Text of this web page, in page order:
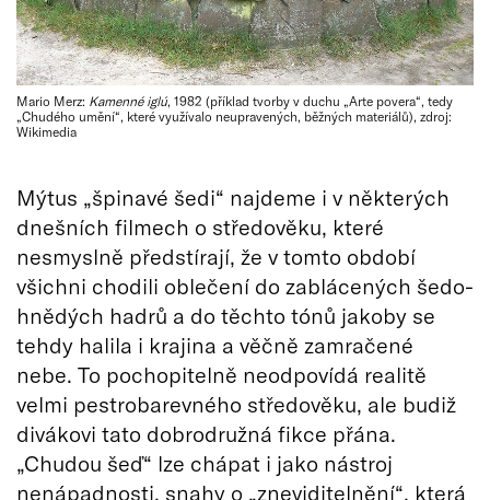
Mario Merz: Kamenné iglú, 1982 (příklad tvorby v duchu „Arte povera“, tedy
„Chudého umění“, které využívalo neupravených, běžných materiálů), zdroj:
Wikimedia
Mýtus „špinavé šedi“ najdeme i v některých
dnešních filmech o středověku, které
nesmyslně předstírají, že v tomto období
všichni chodili oblečení do zablácených šedo-
hnědých hadrů a do těchto tónů jakoby se
tehdy halila i krajina a věčně zamračené
nebe. To pochopitelně neodpovídá realitě
velmi pestrobarevného středověku, ale budiž
divákovi tato dobrodružná fikce přána.
„Chudou šeď“ lze chápat i jako nástroj
nenápadnosti, snahy o „zneviditelnění“, která